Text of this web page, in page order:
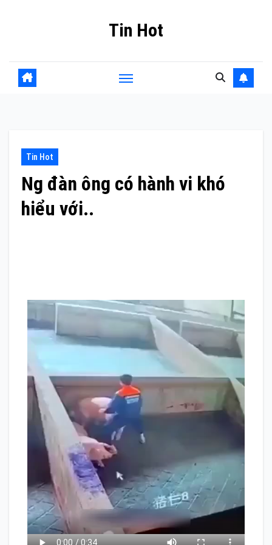
Tin Hot
Tin Hot
Ng đàn ông có hành vi khó
hiểu với..